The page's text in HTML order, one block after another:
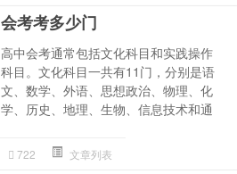
会考考多少门
高中会考通常包括文化科目和实践操作
科目。文化科目一共有11门，分别是语
文、数学、外语、思想政治、物理、化
学、历史、地理、生物、信息技术和通
722 文章列表